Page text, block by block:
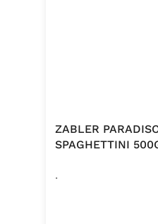
ZABLER
SPAGHETTINI
.